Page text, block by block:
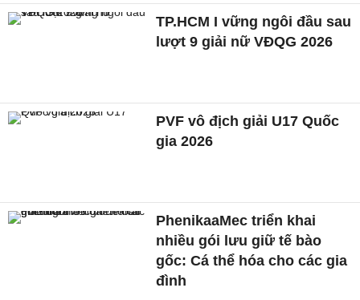
TP.HCM I vững ngôi đầu sau
lượt 9 giải nữ VĐQG 2026
PVF vô địch giải U17 Quốc
gia 2026
PhenikaaMec triển khai
nhiều gói lưu giữ tế bào
gốc: Cá thể hóa cho các gia
đình